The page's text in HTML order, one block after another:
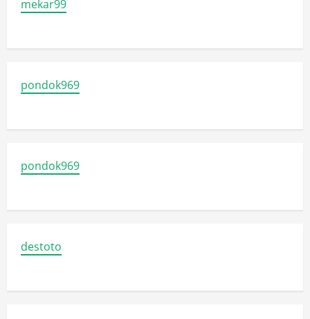
mekar99
pondok969
pondok969
destoto